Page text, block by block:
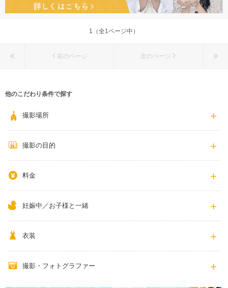
1（全1ページ中）
前のページ 次のページ
他のこだわり条件で探す
撮影場所
撮影の目的
料金
妊娠中／お子様と一緒
衣装
撮影・フォトグラファー